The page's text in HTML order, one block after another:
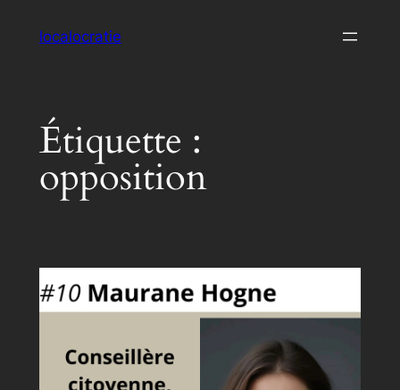
localocratie
Étiquette :
opposition